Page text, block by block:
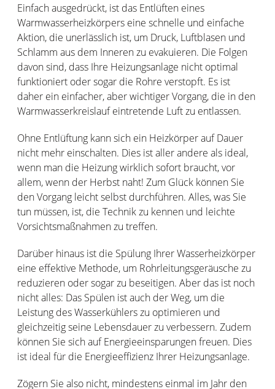
Einfach ausgedrückt, ist das Entlüften eines
Warmwasserheizkörpers eine schnelle und einfache
Aktion, die unerlässlich ist, um Druck, Luftblasen und
Schlamm aus dem Inneren zu evakuieren. Die Folgen
davon sind, dass Ihre Heizungsanlage nicht optimal
funktioniert oder sogar die Rohre verstopft. Es ist
daher ein einfacher, aber wichtiger Vorgang, die in den
Warmwasserkreislauf eintretende Luft zu entlassen.
Ohne Entlüftung kann sich ein Heizkörper auf Dauer
nicht mehr einschalten. Dies ist aller andere als ideal,
wenn man die Heizung wirklich sofort braucht, vor
allem, wenn der Herbst naht! Zum Glück können Sie
den Vorgang leicht selbst durchführen. Alles, was Sie
tun müssen, ist, die Technik zu kennen und leichte
Vorsichtsmaßnahmen zu treffen.
Darüber hinaus ist die Spülung Ihrer Wasserheizkörper
eine effektive Methode, um Rohrleitungsgeräusche zu
reduzieren oder sogar zu beseitigen. Aber das ist noch
nicht alles: Das Spülen ist auch der Weg, um die
Leistung des Wasserkühlers zu optimieren und
gleichzeitig seine Lebensdauer zu verbessern. Zudem
können Sie sich auf Energieeinsparungen freuen. Dies
ist ideal für die Energieeffizienz Ihrer Heizungsanlage.
Zögern Sie also nicht, mindestens einmal im Jahr den